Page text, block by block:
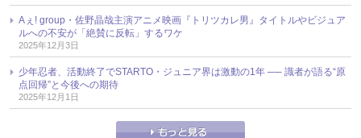
Aぇ! group・佐野晶哉主演アニメ映画『トリツカレ男』タイトルやビジュア
ルへの不安が「絶賛に反転」するワケ
2025年12月3日
少年忍者、活動終了でSTARTO・ジュニア界は激動の1年 ── 識者が語る“原
点回帰”と今後への期待
2025年12月1日